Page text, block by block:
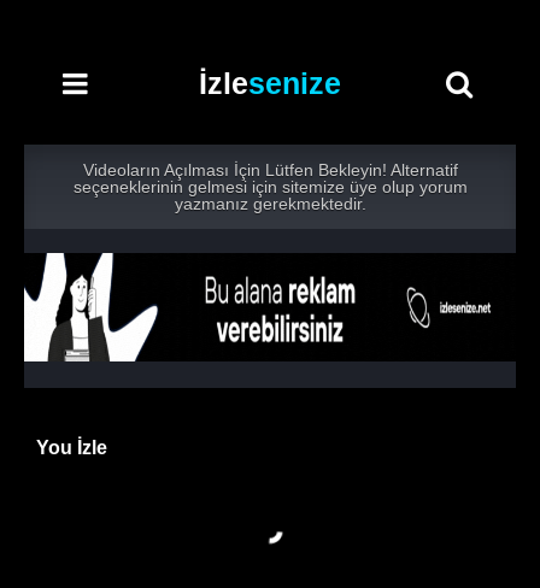
İzlesenize
Videoların Açılması İçin Lütfen Bekleyin! Alternatif
seçeneklerinin gelmesi için sitemize üye olup yorum
yazmanız gerekmektedir.
You İzle